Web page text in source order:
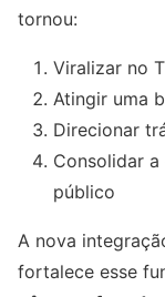
tornou:
Viralizar no
Atingir uma
Direcionar
Consolidar
público
A nova
fortalece esse